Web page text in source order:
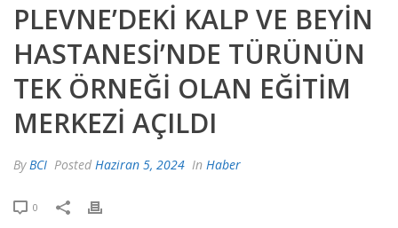
PLEVNE’DEKI KALP VE BEYIN
HASTANESI’NDE TÜRÜNÜN
TEK ÖRNEĞI OLAN EĞITIM
MERKEZI AÇILDI
ByBCI Posted Haziran 5, 2024 In Haber
0